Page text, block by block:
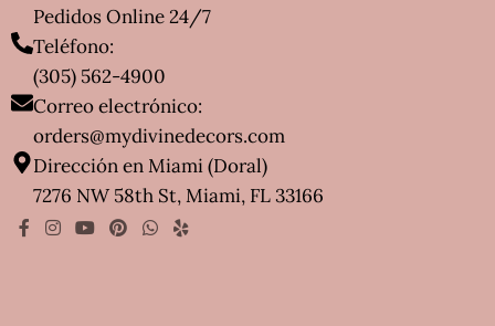
Pedidos Online 24/7
Teléfono:
(305) 562-4900
Correo electrónico:
orders@mydivinedecors.com
Dirección en Miami (Doral)
7276 NW 58th St, Miami, FL 33166